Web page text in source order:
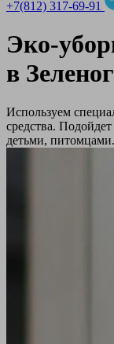
+7(812) 317-69-91
Эко-
в
Используем
средства.
детьми, питомцами.